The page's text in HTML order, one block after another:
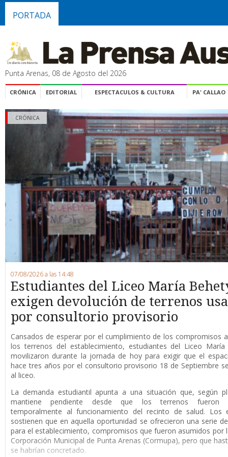
PORTADA
Punta Arenas, 08 de Agosto del 2026
CRÓNICA EDITORIAL ESPECTACULOS & CULTURA PA' CALLAO
CRÓNICA
07/08/2026 a las 14:48
Estudiantes del Liceo María
exigen devolución de terrenos
por consultorio provisorio
Cansados de esperar por el cumplimiento de los compromisos
los terrenos del establecimiento, estudiantes del Liceo
movilizaron durante la jornada de hoy para exigir que el
hace tres años por el consultorio provisorio 18 de Septiembre
al liceo.
La demanda estudiantil apunta a una situación que, según
mantiene pendiente desde que los terrenos fueron
temporalmente al funcionamiento del recinto de salud. Los
sostienen que en aquella oportunidad se ofrecieron una serie
para el establecimiento, compromisos que fueron asumidos por
Corporación Municipal de Punta Arenas (Cormupa), pero que
se habrían concretado.